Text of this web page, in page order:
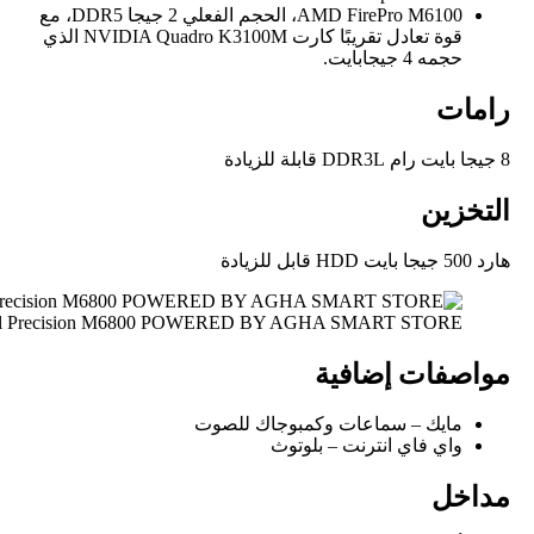
AMD FirePro M6100، الحجم الفعلي 2 جيجا DDR5، مع
قوة تعادل تقريبًا كارت NVIDIA Quadro K3100M الذي
حجمه 4 جيجابايت.
رامات
8 جيجا بايت رام DDR3L قابلة للزيادة
التخزين
هارد 500 جيجا بايت HDD قابل للزيادة
Precision M6800 POWERED BY AGHA SMART STORE
مواصفات إضافية
مايك – سماعات وكمبوجاك للصوت
واي فاي انترنت – بلوتوث
مداخل